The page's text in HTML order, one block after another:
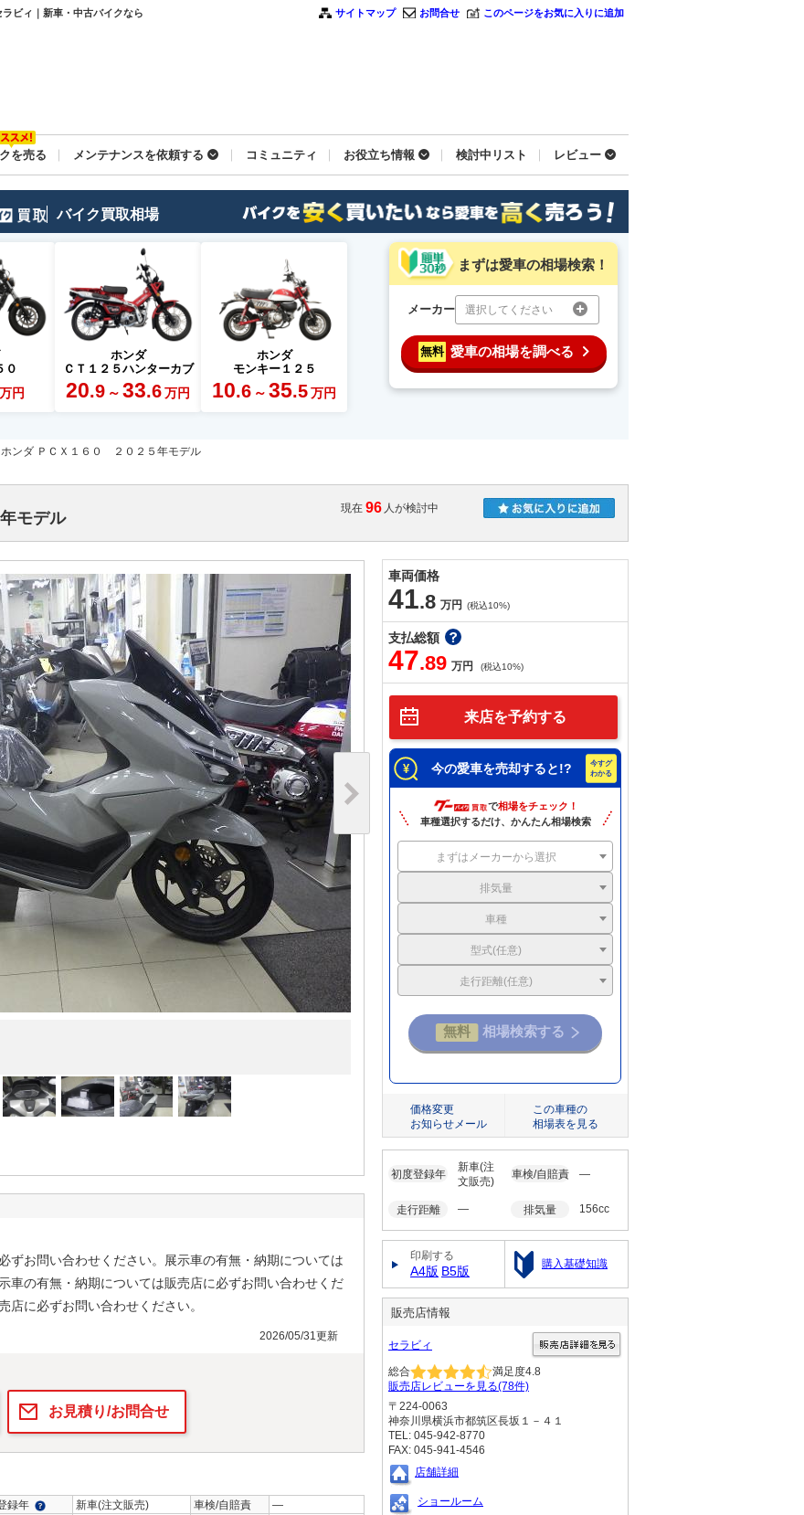
ビィ｜新車・中古バイクなら
サイトマップ お問合せ このページをお気に入りに追加
を売る メンテナンスを依頼する コミュニティ お役立ち情報 検討中リスト レビュー
バイク買取相場
０
万円
ホンダ
ＣＴ１２５ハンターカブ
20.9 ～ 33.6万円
ホンダ
モンキー１２５
10.6 ～ 35.5万円
まずは愛車の相場検索！
メーカー 選択してください
無料 愛車の相場を調べる
ホンダ ＰＣＸ１６０ ２０２５年モデル
現在 96 人が検討中
モデル
ずお問い合わせください。展示車の有無・納期については
車の有無・納期については販売店に必ずお問い合わせくだ
店に必ずお問い合わせください。
2026/05/31更新
お見積り/お問合せ
録年 新車(注文販売) 車検/自賠責
―
車両価格
41.8 万円 (税込10%)
支払総額
47.89 万円 (税込10%)
来店を予約する
今の愛車を売却すると!?
で相場をチェック！
車種選択するだけ、かんたん相場検索
まずはメーカーから選択
排気量
車種
型式(任意)
走行距離(任意)
価格変更
お知らせメール
この車種の
相場表を見る
初度登録年
新車(注
文販売)
車検/自賠責 ―
走行距離 ― 排気量 156cc
印刷する
A4版 B5版 購入基礎知識
販売店情報
セラビィ
総合 満足度4.8
販売店レビューを見る(78件)
〒224-0063
神奈川県横浜市都筑区長坂１－４１
TEL: 045-942-8770
FAX: 045-941-4546
店舗詳細
ショールーム